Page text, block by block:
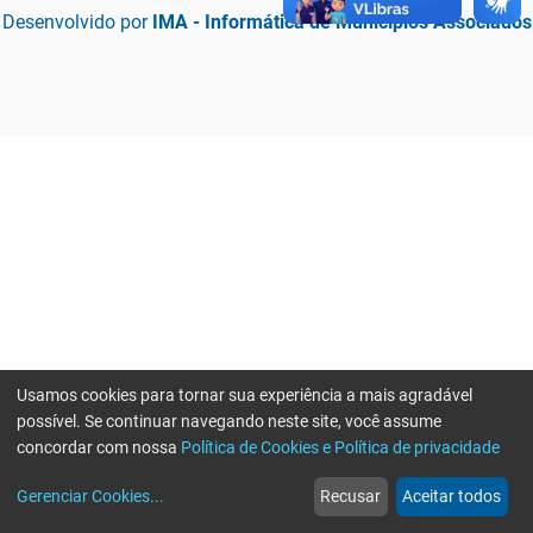
Desenvolvido por IMA - Informática de Municípios Associados
web
Notícias
more_horiz
Mais
Usamos cookies para tornar sua experiência a mais agradável
possível. Se continuar navegando neste site, você assume
concordar com nossa Política de Cookies e Política de privacidade
Gerenciar Cookies... Recusar Aceitar todos
Erro ao enviar informações, por favor tente novamente